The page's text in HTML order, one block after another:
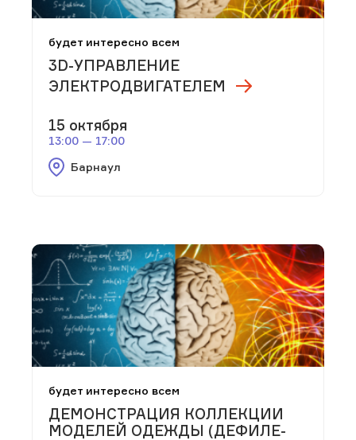
будет интересно всем
3D-УПРАВЛЕНИЕ
ЭЛЕКТРОДВИГАТЕЛЕМ
15 октября
13:00 — 17:00
Барнаул
будет интересно всем
ДЕМОНСТРАЦИЯ КОЛЛЕКЦИИ
МОДЕЛЕЙ ОДЕЖДЫ (ДЕФИЛЕ-